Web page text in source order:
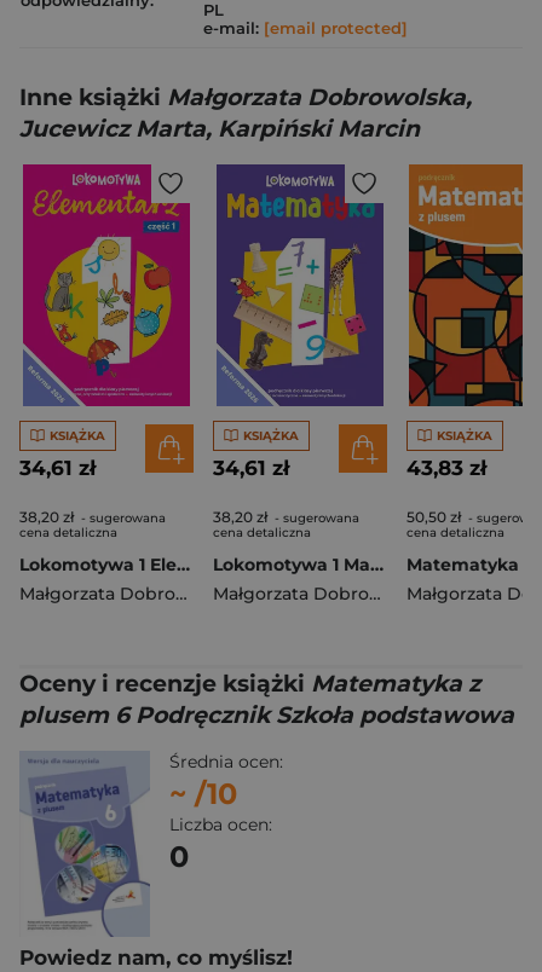
PL
e-mail: [email protected]
Inne książki Małgorzata Dobrowolska,
Jucewicz Marta, Karpiński Marcin
KSIĄŻKA
34,61 zł
38,20 zł - sugerowana
cena detaliczna
Lokomotywa 1 Elementarz cz 1 Podręcznik dla klasy pierwszej EDYCJA 2026
Małgorzata Dobrowolska
,Barbara Szczawińska,
KSIĄŻKA
34,61 zł
38,20 zł - sugerowana
cena detaliczna
Lokomotywa 1 Matematyka podręcznik dla klasy pierwszej EDYCJA 2026
Małgorzata Dobrowolska
,Agnieszka
KSIĄŻKA
43,83 zł
50,50 zł -
cena detaliczna
Oceny i recenzje książki Matematyka z
plusem 6 Podręcznik Szkoła podstawowa
Średnia ocen:
~ /10
Liczba ocen:
0
Powiedz nam, co myślisz!